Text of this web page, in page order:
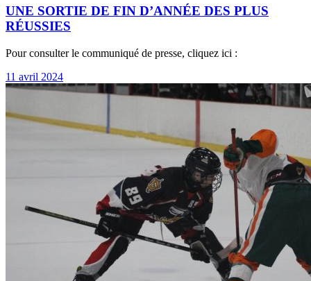
UNE SORTIE DE FIN D’ANNÉE DES PLUS
RÉUSSIES
Pour consulter le communiqué de presse, cliquez ici :
11 avril 2024